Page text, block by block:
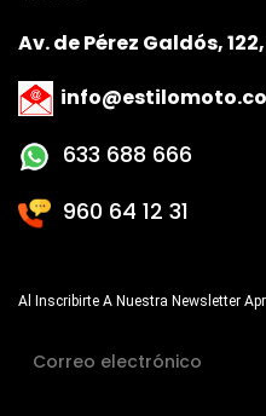
Al Inscribirte A Nuestra Newsletter
Av. de Pérez Galdós,
633 688 666
960 64 12 31